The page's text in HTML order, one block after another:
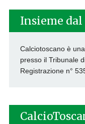
Insieme dal
Calciotoscano è
presso il Tribunale
Registrazione n°